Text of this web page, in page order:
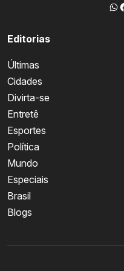
Editorias
Últimas
Cidades
Divirta-se
Entretê
Esportes
Política
Mundo
Especiais
Brasil
Blogs